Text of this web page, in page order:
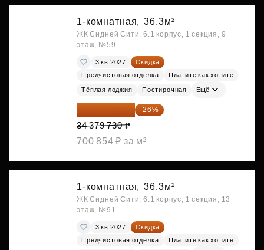
1-комнатная, 36.3м²
ЖК Сидней Сити, 6.1 корпус, 1 секция, 9
этаж, №59
3 кв 2027
Скидка
Предчистовая отделка
Платите как хотите
Тёплая лоджия Постирочная Ещё
25 441 000 ₽ -26%
34 379 730 ₽
700 854 ₽ за м²
1-комнатная, 36.3м²
ЖК Сидней Сити, 6.1 корпус, 1 секция, 13
этаж, №91
3 кв 2027
Скидка
Предчистовая отделка
Платите как хотите